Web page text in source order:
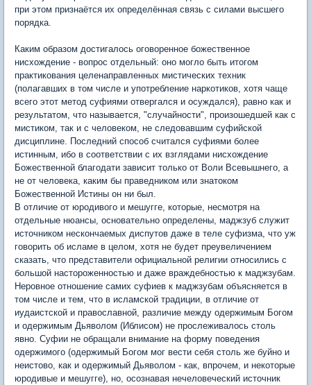
при этом признаётся их определённая связь с силами высшего
порядка.
Каким образом достигалось оговоренное божественное
нисхождение - вопрос отдельный: оно могло быть итогом
практикования целенаправленных мистических техник
(полагавших в том числе и употребление наркотиков, хотя чаще
всего этот метод суфиями отвергался и осуждался), равно как и
результатом, что называется, "случайности", произошедшей как с
мистиком, так и с человеком, не следовавшим суфийской
дисциплине. Последний способ считался суфиями более
истинным, ибо в соответствии с их взглядами нисхождение
Божественной благодати зависит только от Воли Всевышнего, а
не от человека, каким бы праведником или знатоком
Божественной Истины он ни был.
В отличие от юродивого и мешугге, которые, несмотря на
отдельные нюансы, основательно определены, маджзуб служит
источником нескончаемых диспутов даже в теле суфизма, что уж
говорить об исламе в целом, хотя не будет преувеличением
сказать, что представители официальной религии относились с
большой настороженностью и даже враждебностью к маджзубам.
Неровное отношение самих суфиев к маджзубам объясняется в
том числе и тем, что в исламской традиции, в отличие от
иудаистской и православной, различие между одержимым Богом
и одержимым Дьяволом (Иблисом) не прослеживалось столь
явно. Суфии не обращали внимание на форму поведения
одержимого (одержимый Богом мог вести себя столь же буйно и
неистово, как и одержимый Дьяволом - как, впрочем, и некоторые
юродивые и мешугге), но, осознавая нечеловеческий источник